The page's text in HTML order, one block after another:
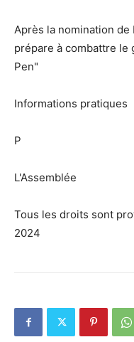
Après la nomination de
prépare à combattre le
Pen"
Informations pratiques
P
L'Assemblée
Tous les droits sont
2024